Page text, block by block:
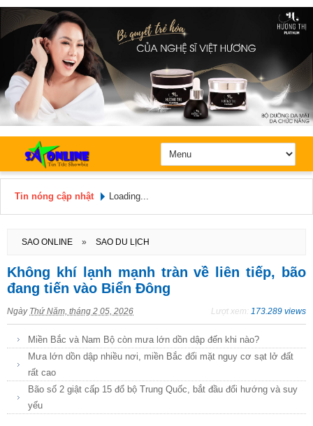
Tin nóng cập nhật Loading...
SAO ONLINE » SAO DU LỊCH
Không khí lạnh mạnh tràn về liên tiếp, bão
đang tiến vào Biển Đông
Ngày Thứ Năm, tháng 2 05, 2026 Lượt xem: 173.289 views
Miền Bắc và Nam Bộ còn mưa lớn dồn dập đến khi nào?
Mưa lớn dồn dập nhiều nơi, miền Bắc đối mặt nguy cơ sạt lở đất
rất cao
Bão số 2 giật cấp 15 đổ bộ Trung Quốc, bắt đầu đổi hướng và suy
yếu